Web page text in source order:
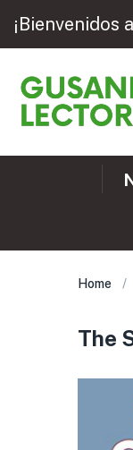
Home
The